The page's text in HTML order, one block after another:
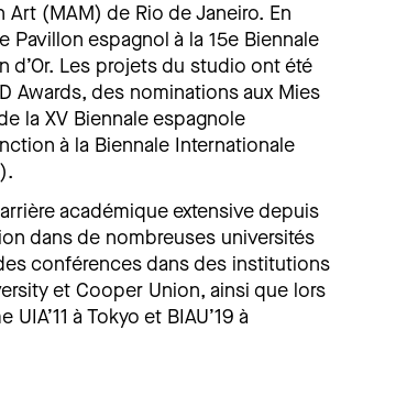
(MAM) de Rio de Janeiro. En
Pavillon espagnol à la 15e Biennale
d’Or. Les projets du studio ont été
Awards, des nominations aux Mies
la XV Biennale espagnole
à la Biennale Internationale
académique extensive depuis
dans de nombreuses universités
conférences dans des institutions
et Cooper Union, ainsi que lors
à Tokyo et BIAU’19 à